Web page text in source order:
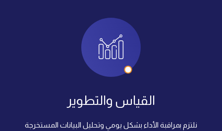
القياس والتطوير
نلتزم بمراقبة الأداء بشكل يومي وتحليل البيانات المستخرجة